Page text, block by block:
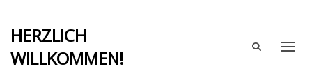
HERZLICH
WILLKOMMEN!